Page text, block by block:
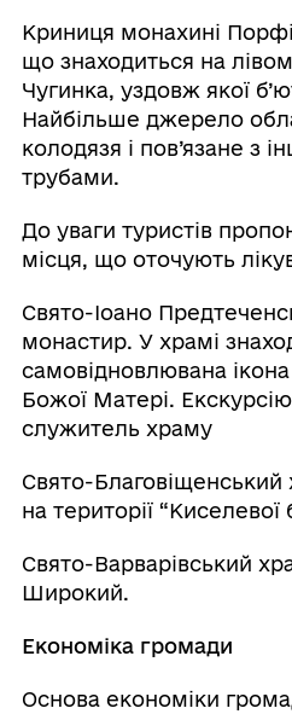
Криниця монахині
що знаходиться на
Чугинка, уздовж якої
Найбільше джерело
колодязя і пов’язане з
трубами.
До уваги туристів
місця, що оточують
Свято-Іоано
монастир. У храмі
самовідновлювана
Божої Матері.
служитель храму
Свято-Благовіщенський
на території “Киселевої
Свято-Варварівський
Широкий.
Економіка громади
Основа економіки